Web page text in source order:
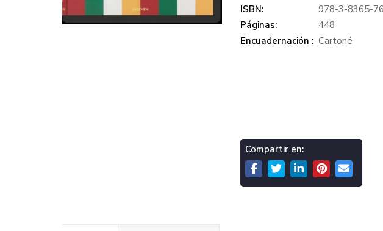
ISBN:
978-3-8365-
Páginas:
448
Encuadernación : Cartoné
Compartir en: